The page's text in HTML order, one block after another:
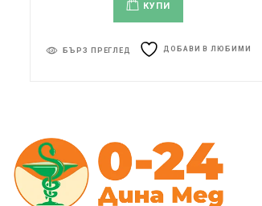
КУПИ
БЪРЗ ПРЕГЛЕД ДОБАВИ В ЛЮБИМИ